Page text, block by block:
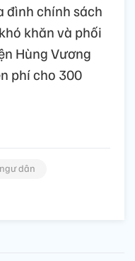
đình chính sách
khăn và phối
Hùng Vương
phí cho 300
ngư dân